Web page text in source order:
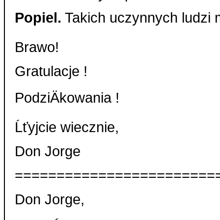
Popiel. Takich uczynnych ludzi
Brawo!
Gratulacje !
PodziÄkowania !
Ĺťyjcie wiecznie,
Don Jorge
Don Jorge,